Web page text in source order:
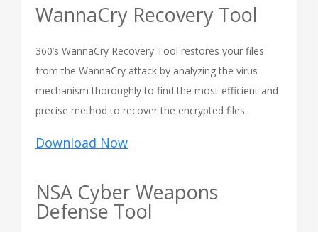
WannaCry Recovery Tool
360’s WannaCry Recovery Tool restores your files
from the WannaCry attack by analyzing the virus
mechanism thoroughly to find the most efficient and
precise method to recover the encrypted files.
Download Now
NSA Cyber Weapons
Defense Tool